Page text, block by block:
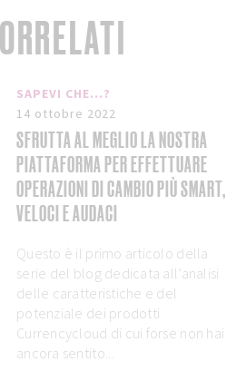
SAPEVI CHE...?
14 ottobre 2022
SFRUTTA AL MEGLIO LA NOSTRA
PIATTAFORMA PER EFFETTUARE
OPERAZIONI DI CAMBIO PIÙ SMART,
VELOCI E AUDACI
Questo è il primo articolo della
serie del blog dedicata all’analisi
delle caratteristiche e del
potenziale dei prodotti
Currencycloud di cui forse non hai
ancora sentito...